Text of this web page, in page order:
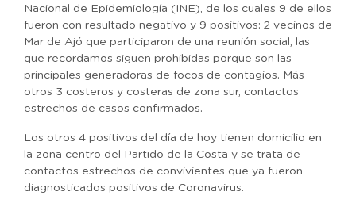
Nacional de Epidemiología (INE), de los cuales 9 de ellos
fueron con resultado negativo y 9 positivos: 2 vecinos de
Mar de Ajó que participaron de una reunión social, las
que recordamos siguen prohibidas porque son las
principales generadoras de focos de contagios. Más
otros 3 costeros y costeras de zona sur, contactos
estrechos de casos confirmados.
Los otros 4 positivos del día de hoy tienen domicilio en
la zona centro del Partido de la Costa y se trata de
contactos estrechos de convivientes que ya fueron
diagnosticados positivos de Coronavirus.